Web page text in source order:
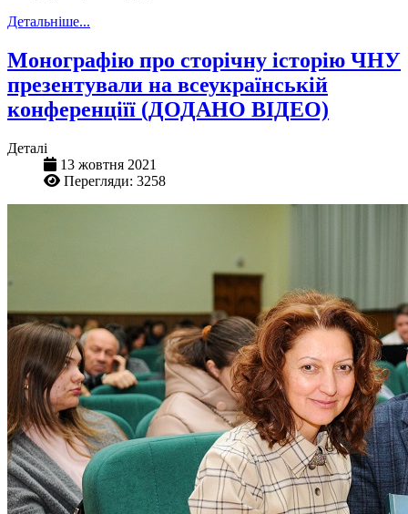
Детальніше...
Монографію про сторічну історію ЧНУ
презентували на всеукраїнській
конференціїї (ДОДАНО ВІДЕО)
Деталі
13 жовтня 2021
Перегляди: 3258